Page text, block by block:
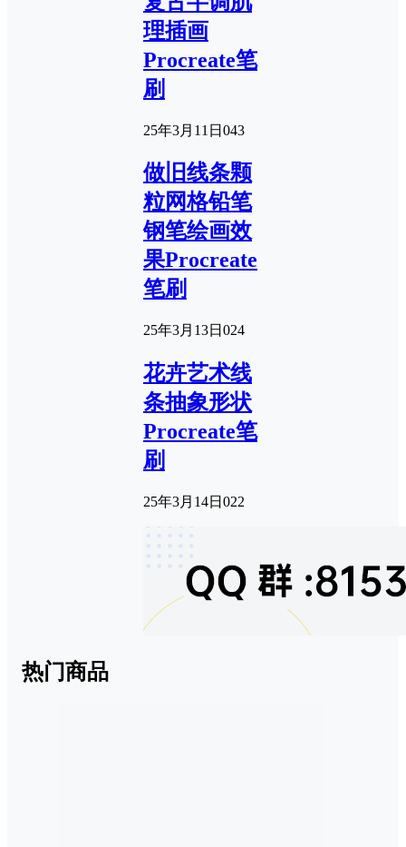
理插画
Procreate笔
刷
25年3月11日 043
做旧线条颗
粒网格铅笔
钢笔绘画效
果Procreate
笔刷
25年3月13日 024
花卉艺术线
条抽象形状
Procreate笔
刷
25年3月14日 022
热门商品